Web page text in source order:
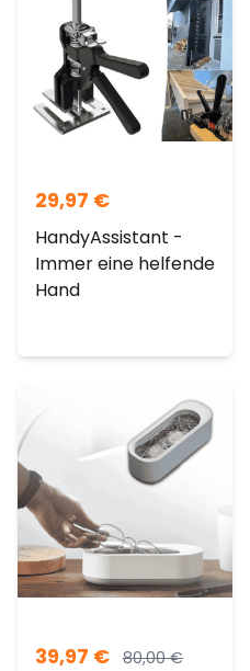
29,97 €
HandyAssistant -
Immer eine helfende
Hand
39,97 € 80,00€